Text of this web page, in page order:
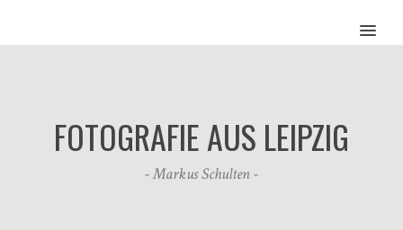
MENU
FOTOGRAFIE AUS LEIPZIG
- Markus Schulten -